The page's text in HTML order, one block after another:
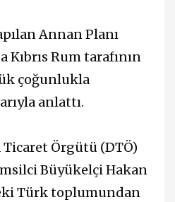
Annan Planı
Rum tarafının
çoğunlukla
anlattı.
Örgütü (DTÖ)
Büyükelçi Hakan
Türk toplumundan